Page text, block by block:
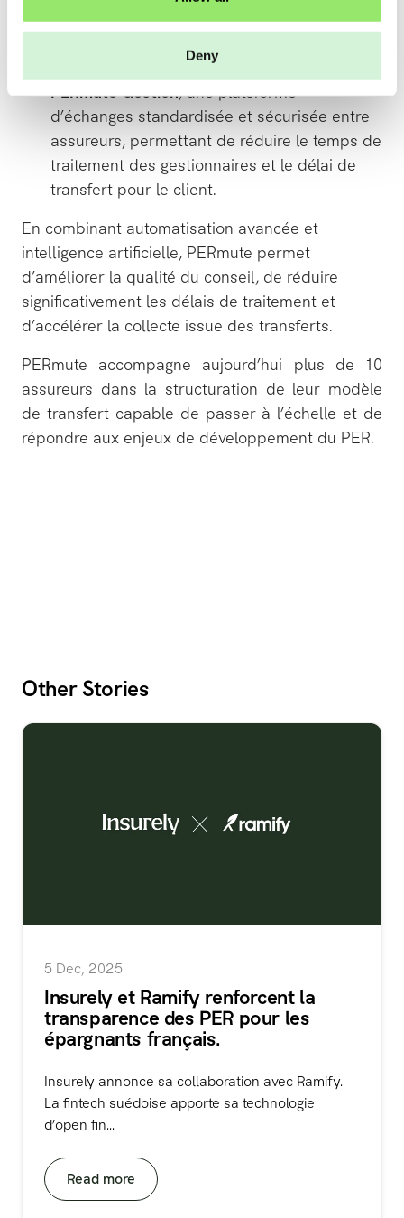
Deny
automatiquement les contrats et d’initier une
demande en quelques minutes ;
PERmute Gestion, une plateforme
d’échanges standardisée et sécurisée entre
assureurs, permettant de réduire le temps de
traitement des gestionnaires et le délai de
transfert pour le client.
En combinant automatisation avancée et
intelligence artificielle, PERmute permet
d’améliorer la qualité du conseil, de réduire
significativement les délais de traitement et
d’accélérer la collecte issue des transferts.
PERmute accompagne aujourd’hui plus de 10
assureurs dans la structuration de leur modèle
de transfert capable de passer à l’échelle et de
répondre aux enjeux de développement du PER.
Other Stories
5 Dec, 2025
Insurely et Ramify renforcent la
transparence des PER pour les
épargnants français.
Insurely annonce sa collaboration avec Ramify.
La fintech suédoise apporte sa technologie
d’open fin...
Read more